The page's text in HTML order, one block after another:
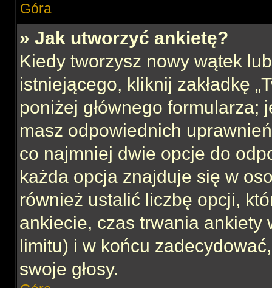
Góra
» Jak utworzyć ankietę?
Kiedy tworzysz nowy wątek
istniejącego, kliknij zakładkę
poniżej głównego formularza;
masz odpowiednich
co najmniej dwie opcje do
każda opcja znajduje się w
również ustalić liczbę opcji,
ankiecie, czas trwania ankiety
limitu) i w końcu
swoje głosy.